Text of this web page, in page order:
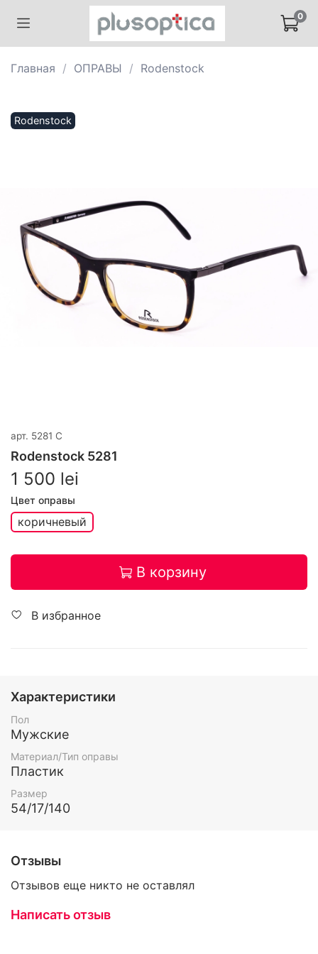
0
Главная ОПРАВЫ Rodenstock
Rodenstock
арт. 5281 С
Rodenstock 5281
1 500 lei
Цвет оправы
коричневый
В корзину
В избранное
Характеристики
Пол
Мужские
Материал/Тип оправы
Пластик
Размер
54/17/140
Отзывы
Отзывов еще никто не оставлял
Написать отзыв